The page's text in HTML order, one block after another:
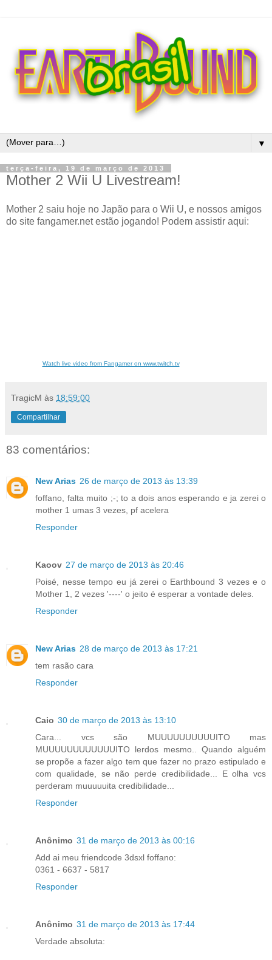
▼
terça-feira, 19 de março de 2013
Mother 2 Wii U Livestream!
Mother 2 saiu hoje no Japão para o Wii U, e nossos amigos
do site fangamer.net estão jogando! Podem assistir aqui:
Watch live video from Fangamer on www.twitch.tv
TragicM às 18:59:00
Compartilhar
83 comentários:
New Arias 26 de março de 2013 às 13:39
foffano, falta muito ;-; to a dois anos esperando e ja zerei o
mother 1 umas 3 vezes, pf acelera
Responder
Kaoov 27 de março de 2013 às 20:46
Poisé, nesse tempo eu já zerei o Earthbound 3 vezes e o
Mother 1, 2 vezes '----' o jeito é esperar a vontade deles.
Responder
New Arias 28 de março de 2013 às 17:21
tem rasão cara
Responder
Caio 30 de março de 2013 às 13:10
Cara... vcs são MUUUUUUUUUUITO mas
MUUUUUUUUUUUUITO lerdos mesmo.. Quando alguém
se propõe a fazer algo tem que fazer no prazo estipulado e
com qualidade, se não perde credibilidade... E olha vcs
perderam muuuuuita credibilidade...
Responder
Anônimo 31 de março de 2013 às 00:16
Add ai meu friendcode 3dsxl foffano:
0361 - 6637 - 5817
Responder
Anônimo 31 de março de 2013 às 17:44
Verdade absoluta: